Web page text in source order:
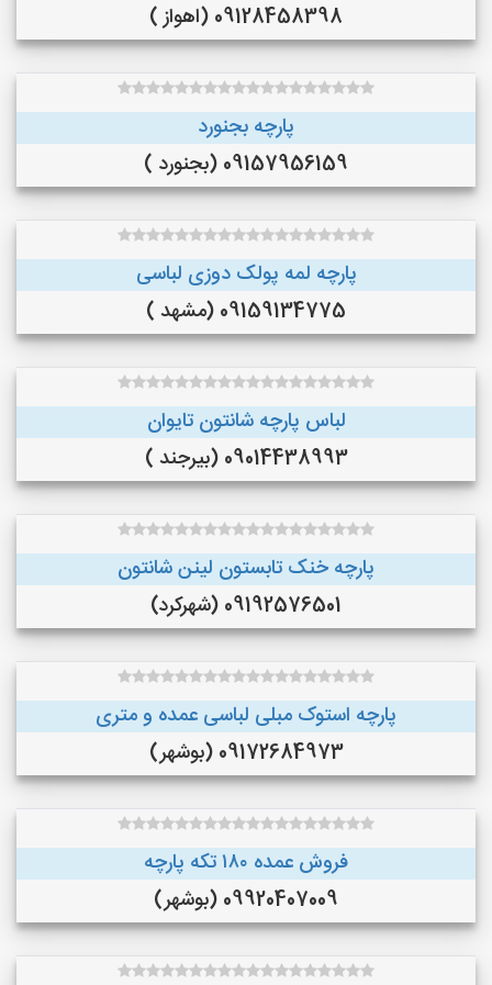
09128458398 (اهواز )
پارچه بجنورد
09157956159 (بجنورد )
پارچه لمه پولک دوزی لباسی
09159134775 (مشهد )
لباس پارچه شانتون تایوان
09014438993 (بیرجند )
پارچه خنک تابستون لینن شانتون
09192576501 (شهرکرد)
پارچه استوک مبلی لباسی عمده و متری
09172684973 (بوشهر)
فروش عمده ۱۸۰ تکه پارچه
09920407009 (بوشهر)